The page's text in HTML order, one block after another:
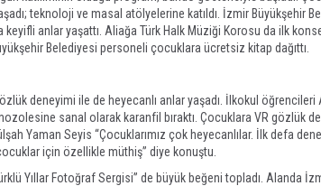
teknoloji ve masal atölyelerine katıldı. İzmir Büyükşehir
keyifli anlar yaşattı. Aliağa Türk Halk Müziği Korosu da ilk
Belediyesi personeli çocuklara ücretsiz kitap dağıttı.
deneyimi ile de heyecanlı anlar yaşadı. İlkokul öğrencileri
sanal olarak karanfil bıraktı. Çocuklara VR gözlük
Yaman Seyis “Çocuklarımız çok heyecanlılar. İlk defa
için özellikle müthiş” diye konuştu.
Yıllar Fotoğraf Sergisi” de büyük beğeni topladı. Alanda